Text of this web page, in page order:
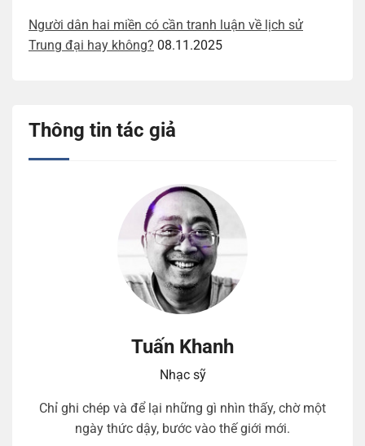
Người dân hai miền có cần tranh luận về lịch sử
Trung đại hay không? 08.11.2025
Thông tin tác giả
Tuấn Khanh
Nhạc sỹ
Chỉ ghi chép và để lại những gì nhìn thấy, chờ một
ngày thức dậy, bước vào thế giới mới.